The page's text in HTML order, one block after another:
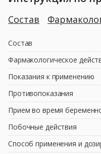
Состав
Состав
Фармакологическое
Показания к применению
Противопоказания
Прием во время
Побочные действия
Способ применения и